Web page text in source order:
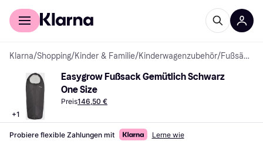
Für Shopper
Klarna/Shopping/Kinder & Familie/Kinderwagenzubehör/ Fußsäcke
+1
Easygrow Fußsack Gemütlich Schwarz
One Size
Preis146,50 €
Probiere flexible Zahlungen mit Lerne wie